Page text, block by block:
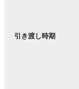
引き渡し時期